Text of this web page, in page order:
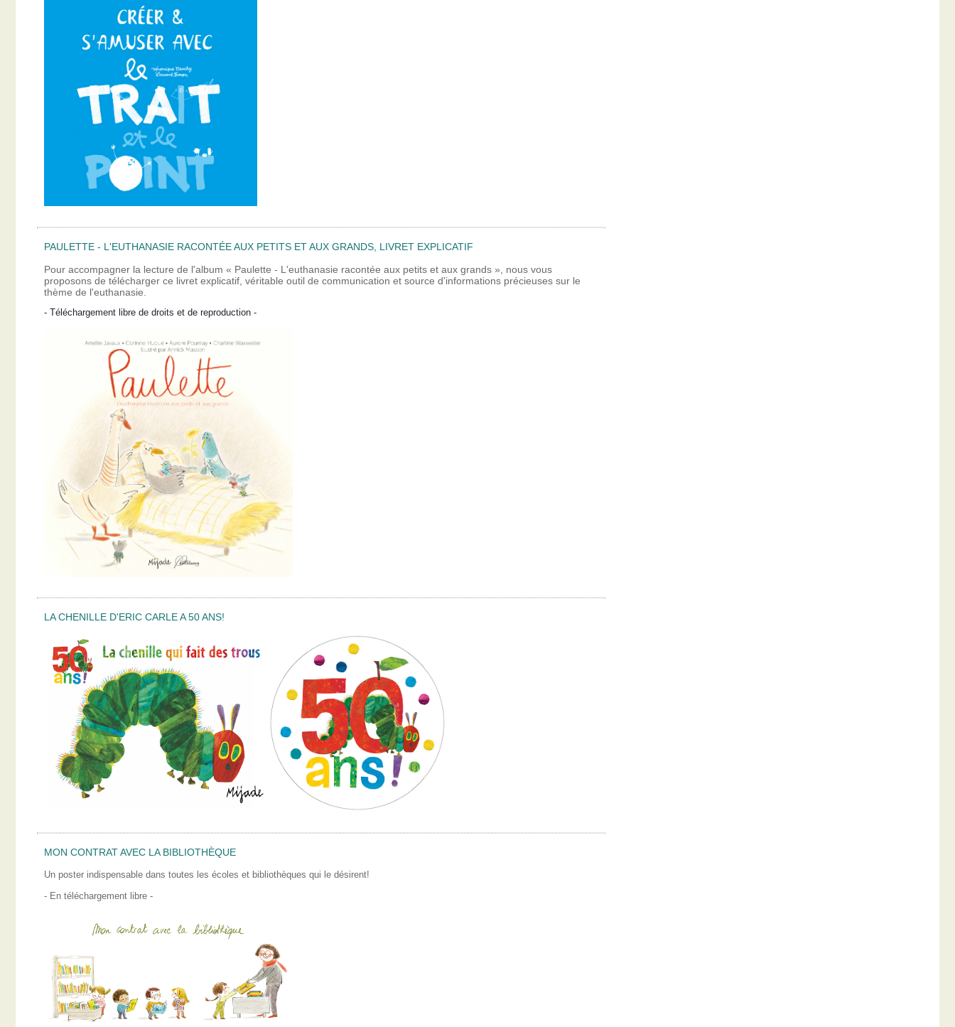
PAULETTE - L'EUTHANASIE RACONTÉE AUX PETITS ET AUX GRANDS, LIVRET EXPLICATIF
Pour accompagner la lecture de l'album « Paulette - L'euthanasie racontée aux petits et aux grands », nous vous
proposons de télécharger ce livret explicatif, véritable outil de communication et source d'informations précieuses sur le
thème de l'euthanasie.
- Téléchargement libre de droits et de reproduction -
LA CHENILLE D'ERIC CARLE A 50 ANS!
MON CONTRAT AVEC LA BIBLIOTHÈQUE
Un poster indispensable dans toutes les écoles et bibliothèques qui le désirent!
- En téléchargement libre -